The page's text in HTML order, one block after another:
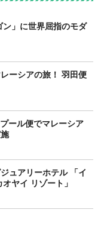
ン」に世界屈指のモダ
ーシアの旅！ 羽田便
ール便でマレーシア
ュアリーホテル 「イ
ヤイ リゾート」